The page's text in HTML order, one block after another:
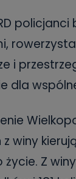
i
dla
z winy
życie. Z